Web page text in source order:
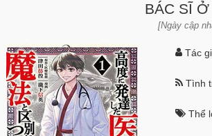
BÁC SĨ
[Ngày cập
Tác
Tình
Thể